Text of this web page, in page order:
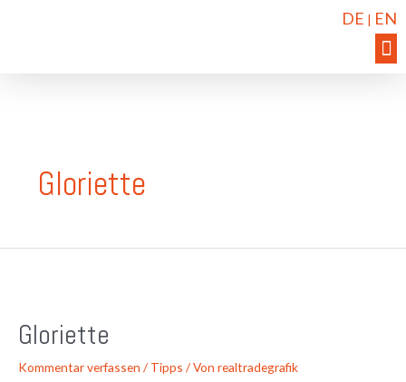
DE | EN
Gloriette
Gloriette
Kommentar verfassen / Tipps / Von realtradegrafik